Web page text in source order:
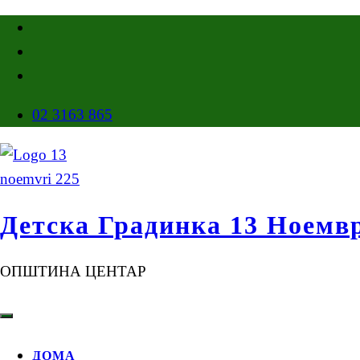
02 3163 865
Детска Градинка 13
ОПШТИНА ЦЕНТАР
ДОМА